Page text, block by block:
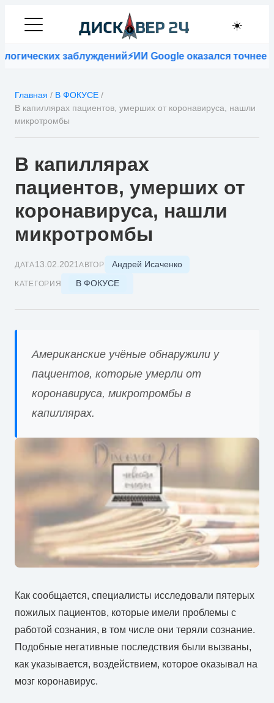
☀️
заблуждений⚡ИИ Google оказался точнее
Главная / В ФОКУСЕ /
В капиллярах пациентов, умерших от коронавируса, нашли
микротромбы
В капиллярах
пациентов, умерших от
коронавируса, нашли
микротромбы
ДАТА13.02.2021 АВТОР Андрей Исаченко
КАТЕГОРИЯ В ФОКУСЕ
Американские учёные обнаружили у
пациентов, которые умерли от
коронавируса, микротромбы в
капиллярах.
Как сообщается, специалисты исследовали пятерых
пожилых пациентов, которые имели проблемы с
работой сознания, в том числе они теряли сознание.
Подобные негативные последствия были вызваны,
как указывается, воздействием, которое оказывал на
мозг коронавирус.